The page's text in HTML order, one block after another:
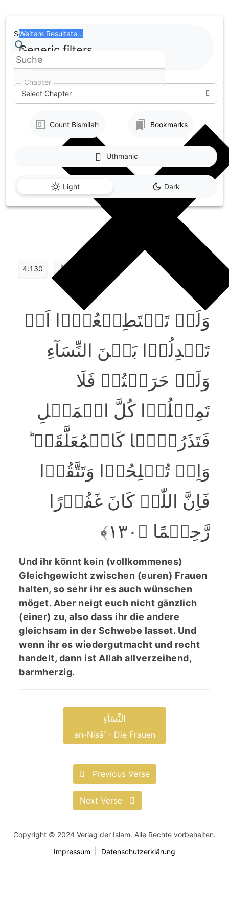
to
content
Chapter
Select Chapter
Search
Weitere Resultate...
Generic filters
Count Bismilah Bookmarks
Light Dark
Uthmanic
4:130
وَلَنۡ تَسۡتَطِیۡعُوۡۤا اَنۡ
تَعۡدِلُوۡا بَیۡنَ النِّسَآءِ
وَلَوۡ حَرَصۡتُمۡ فَلَا
تَمِیۡلُوۡا کُلَّ الۡمَیۡلِ
فَتَذَرُوۡہَا کَالۡمُعَلَّقَۃِ ؕ
وَاِنۡ تُصۡلِحُوۡا وَتَتَّقُوۡا
فَاِنَّ اللّٰہَ کَانَ غَفُوۡرًا
رَّحِیۡمًا ﴿۱۳۰﴾
Und ihr könnt kein (vollkommenes)
Gleichgewicht zwischen (euren) Frauen
halten, so sehr ihr es auch wünschen
möget. Aber neigt euch nicht gänzlich
(einer) zu, also dass ihr die andere
gleichsam in der Schwebe lasset. Und
wenn ihr es wiedergutmacht und recht
handelt, dann ist Allah allverzeihend,
barmherzig.
النِّسَآءِ
an-Nisāʾ - Die Frauen
Previous Verse
Next Verse
Copyright © 2024 Verlag der Islam. Alle Rechte vorbehalten.
Impressum
Datenschutzerklärung